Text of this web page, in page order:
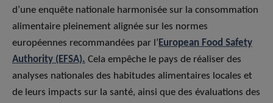
d’une enquête nationale harmonisée sur la consommation
alimentaire pleinement alignée sur les normes
européennes recommandées par l’ European Food Safety
Authority (EFSA). Cela empêche le pays de réaliser des
analyses nationales des habitudes alimentaires locales et
de leurs impacts sur la santé, ainsi que des évaluations des